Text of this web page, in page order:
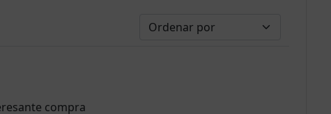
compra